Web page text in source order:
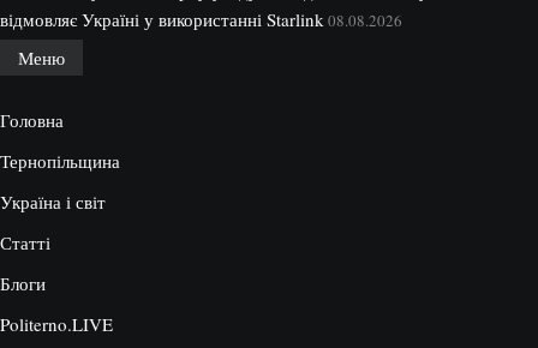
відмовляє Україні у використанні Starlink 08.08.2026
Меню
Головна
Тернопільщина
Україна і світ
Статті
Блоги
Politerno.LIVE